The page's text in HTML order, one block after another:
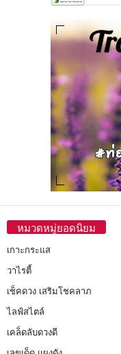
หมวดหมู่ยอดนิยม
เกาะกระแส
วาไรตี้
เช็คดวง เสริมโชคลาภ
ไลฟ์สไตล์
เคล็ดลับดวงดี